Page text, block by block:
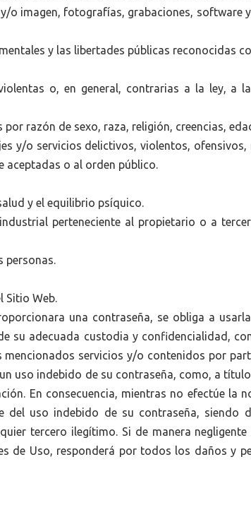
imagen, fotografías, grabaciones, software
y las libertades públicas reconocidas
o, en general, contrarias a la ley, a
razón de sexo, raza, religión, creencias,
y/o servicios delictivos, violentos, ofensivos,
aceptadas o al orden público.
y el equilibrio psíquico.
perteneciente al propietario o a
personas.
Sitio Web.
una contraseña, se obliga a
su adecuada custodia y confidencialidad,
servicios y/o contenidos por
uso indebido de su contraseña, como, a
En consecuencia, mientras no efectúe la
uso indebido de su contraseña, siendo
tercero ilegítimo. Si de manera
de Uso, responderá por todos los daños y